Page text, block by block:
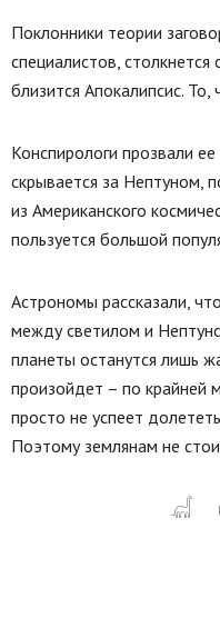
Поклонники теории
специалистов,
близится Апокалипсис.
Конспирологи прозвали
скрывается за Нептуном,
из Американского
пользуется большой
Астрономы рассказали,
между светилом и
планеты останутся лишь
произойдет – по крайней
просто не успеет
Поэтому землянам не